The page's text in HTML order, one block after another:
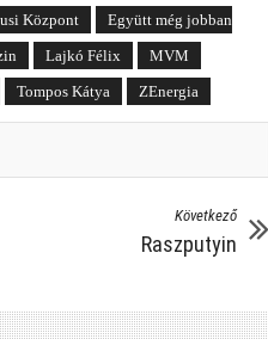
Központ
Együtt még jobban
Lajkó Félix
MVM
Tompos Kátya ZEnergia
Következő
Raszputyin